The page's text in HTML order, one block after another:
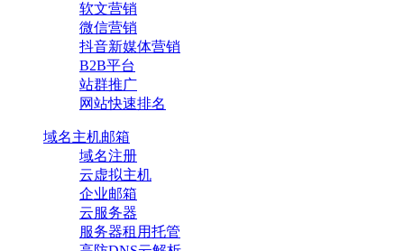
软文营销
微信营销
抖音新媒体营销
B2B平台
站群推广
网站快速排名
域名主机邮箱
域名注册
云虚拟主机
企业邮箱
云服务器
服务器租用托管